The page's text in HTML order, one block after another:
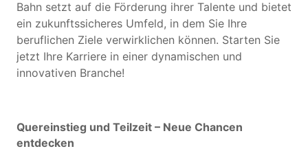
Bahn setzt auf die Förderung ihrer Talente und bietet
ein zukunftssicheres Umfeld, in dem Sie Ihre
beruflichen Ziele verwirklichen können. Starten Sie
jetzt Ihre Karriere in einer dynamischen und
innovativen Branche!
Quereinstieg und Teilzeit – Neue Chancen
entdecken